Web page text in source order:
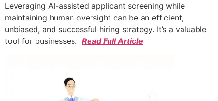
Leveraging AI-assisted applicant screening while
maintaining human oversight can be an efficient,
unbiased, and successful hiring strategy. It’s a valuable
tool for businesses. Read Full Article